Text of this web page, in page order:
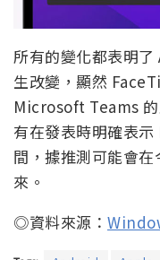
所有的變化都表明
生改變，顯然
Microsoft Teams
有在發表時明確表
間，據推測可能會
來。
◎資料來源：